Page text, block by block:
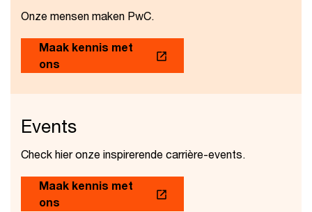
Onze mensen maken PwC.
Maak kennis met
ons
Events
Check hier onze inspirerende carrière-events.
Maak kennis met
ons